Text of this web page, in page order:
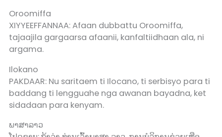
Oroomiffa
XIYYEEFFANNAA: Afaan dubbattu Oroomiffa,
tajaajila gargaarsa afaanii, kanfaltiidhaan ala, ni
argama.
Ilokano
PAKDAAR: Nu saritaem ti Ilocano, ti serbisyo para ti
baddang ti lengguahe nga awanan bayadna, ket
sidadaan para kenyam.
ພາສາລາວ